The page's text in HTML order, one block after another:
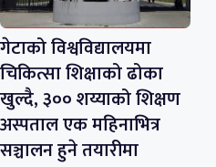
गेटाको विश्वविद्यालयमा
चिकित्सा शिक्षाको ढोका
खुल्दै, ३०० शय्याको शिक्षण
अस्पताल एक महिनाभित्र
सञ्चालन हुने तयारीमा